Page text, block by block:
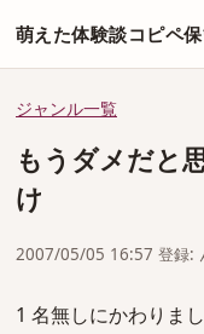
萌えた体験談コピペ
ジャンル一覧
もうダメだと
け
2007/05/05 16:57 登録:
1 名無しにかわりま